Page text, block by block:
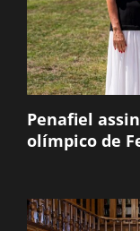
Penafiel
olímpico de